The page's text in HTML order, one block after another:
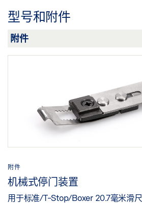
下载 (.PDF | 560 KB)
型号和附件
附件
机械式停门装置
用于标准/T-Stop/Boxer 20.7毫米滑尺